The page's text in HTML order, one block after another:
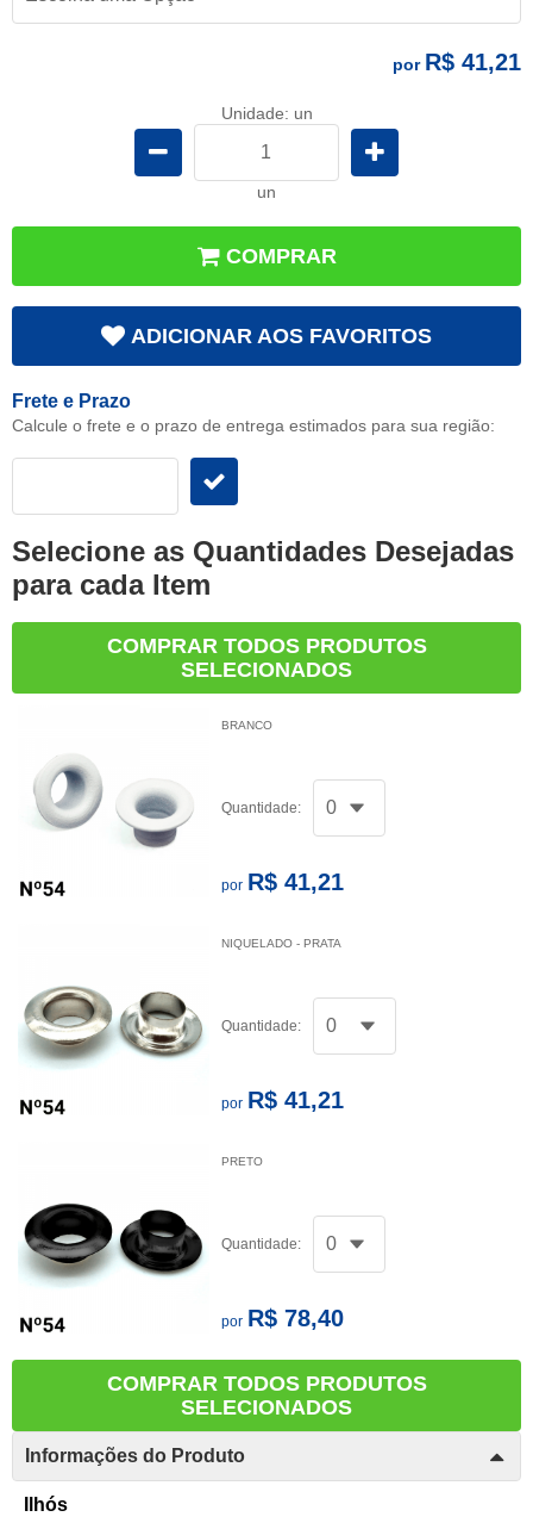
por R$ 41,21
Unidade: un
un
COMPRAR
ADICIONAR AOS FAVORITOS
Frete e Prazo
Calcule o frete e o prazo de entrega estimados para sua região:
Selecione as Quantidades Desejadas
para cada Item
COMPRAR TODOS PRODUTOS
SELECIONADOS
BRANCO
Quantidade:
por R$ 41,21
NIQUELADO - PRATA
Quantidade:
por R$ 41,21
PRETO
Quantidade:
por R$ 78,40
COMPRAR TODOS PRODUTOS
SELECIONADOS
Informações do Produto
Ilhós